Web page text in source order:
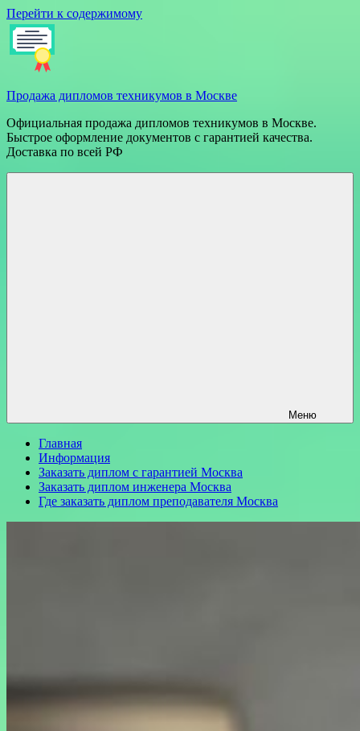
Перейти к содержимому
Продажа дипломов техникумов в Москве
Официальная продажа дипломов техникумов в Москве.
Быстрое оформление документов с гарантией качества.
Доставка по всей РФ
Меню
Главная
Информация
Заказать диплом с гарантией Москва
Заказать диплом инженера Москва
Где заказать диплом преподавателя Москва